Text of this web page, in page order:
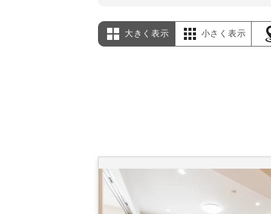
大きく表示 小さく表示